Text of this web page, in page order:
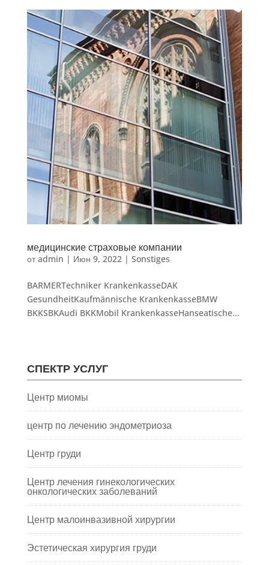
медицинские страховые компании
отadmin | Июн 9, 2022| Sonstiges
BARMERTechniker KrankenkasseDAK
GesundheitKaufmännische KrankenkasseBMW
BKKSBKAudi BKKMobil KrankenkasseHanseatische...
СПЕКТР УСЛУГ
Центр миомы
центр по лечению эндометриоза
Центр груди
Центр лечения гинекологических
онкологических заболеваний
Центр малоинвазивной хирургии
Эстетическая хирургия груди